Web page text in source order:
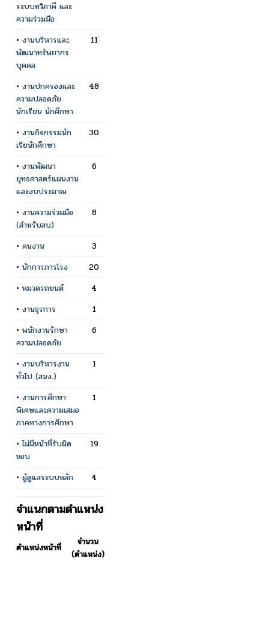
ระบบทวิภาคี และ
ความร่วมมือ
• งานบริหารและ
พัฒนาทรัพยากร
บุคคล
11
• งานปกครองและ
ความปลอดภัย
นักเรียน นักศึกษา
48
• งานกิจกรรมนัก
เรียนักศึกษา
30
• งานพัฒนา
ยุทธศาสตร์แผนงาน
และงบประมาณ
6
• งานความร่วมมือ
(สำหรับลบ)
8
• คนงาน
3
• นักการภารโรง
20
• หมวดรถยนต์
4
• งานธุรการ
1
• พนักงานรักษา
ความปลอดภัย
6
• งานบริหารงาน
ทั่วไป (สนง.)
1
• งานการศึกษา
พิเศษและความเสมอ
ภาคทางการศึกษา
1
•ไม่มีหน้าที่รับผิด
ชอบ
19
• ผู้ดูแลระบบหลัก 4
จำแนกตามตำแหน่ง
หน้าที่
ตำแหน่งหน้าที่
จำนวน
(ตำแหน่ง)